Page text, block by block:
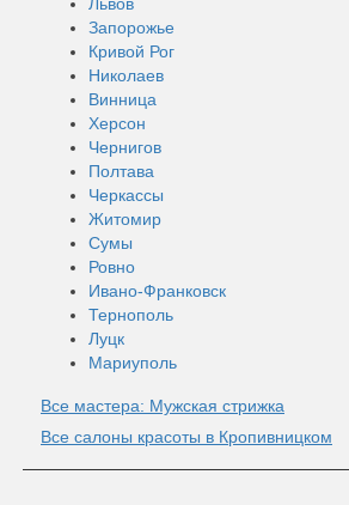
Запорожье
Кривой Рог
Николаев
Винница
Херсон
Чернигов
Полтава
Черкассы
Житомир
Сумы
Ровно
Ивано-Франковск
Тернополь
Луцк
Мариуполь
Все мастера: Мужская стрижка
Все салоны красоты в Кропивницком